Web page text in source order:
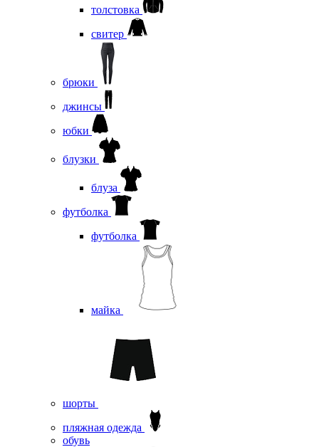
толстовка
свитер
брюки
джинсы
юбки
блузки
блуза
футболка
футболка
майка
шорты
пляжная одежда
oбувь